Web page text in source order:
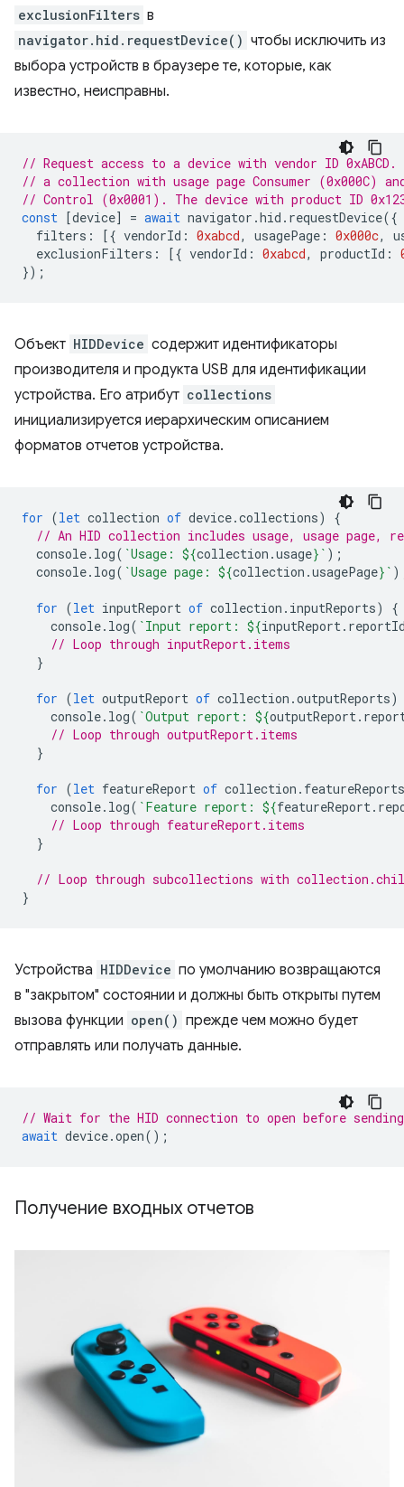
exclusionFilters в
navigator.hid.requestDevice() чтобы исключить из
выбора устройств в браузере те, которые, как
известно, неисправны.
// Request access to a device with vendor ID
// a collection with usage page Consumer (0x000C) and
// Control (0x0001). The device with product ID
const [device] = await navigator .hid . requestDevice({
filters : [{ vendorId : 0xabcd, usagePage : 0x000c,
exclusionFilters : [{ vendorId : 0xabcd, productId :
});
Объект HIDDevice содержит идентификаторы
производителя и продукта USB для идентификации
устройства. Его атрибут collections
инициализируется иерархическим описанием
форматов отчетов устройства.
for (let collection of device.collections)
{
// An HID collection includes usage, usage page,
console. log( `Usage: ${collection .usage} ` );
console. log( `Usage page: ${collection .usagePage} `
for (let inputReport of collection . inputReports)
{
console. log( `Input report: ${inputReport.
// Loop through inputReport.items
}
for (let outputReport of collection .outputReports)
console. log( `Output report: ${outputReport.
// Loop through outputReport.items
}
for (let featureReport of collection . featureReports
console. log( `Feature report: ${featureReport.
// Loop through featureReport.items
}
// Loop through subcollections with
}
Устройства HIDDevice по умолчанию возвращаются
в "закрытом" состоянии и должны быть открыты путем
вызова функции open() прежде чем можно будет
отправлять или получать данные.
// Wait for the HID connection to open before
await device.open();
Получение входных отчетов